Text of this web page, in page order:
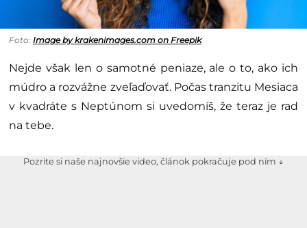
Foto: Image by krakenimages.com on Freepik
Nejde však len o samotné peniaze, ale o to, ako ich
múdro a rozvážne zveľaďovať. Počas tranzitu Mesiaca
v kvadráte s Neptúnom si uvedomíš, že teraz je rad
na tebe.
Pozrite si naše najnovšie video, článok pokračuje pod ním ↓